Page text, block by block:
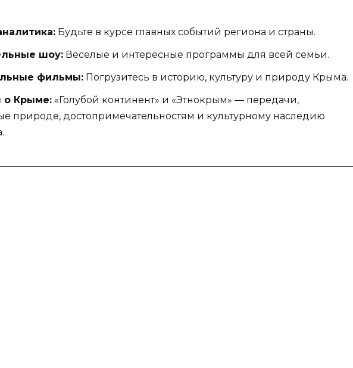
Будьте в курсе главных событий региона и страны.
шоу: Веселые и интересные программы для всей семьи.
фильмы: Погрузитесь в историю, культуру и природу Крыма.
о Крыме: «Голубой континент» и «Этнокрым» — передачи,
природе, достопримечательностям и культурному наследию